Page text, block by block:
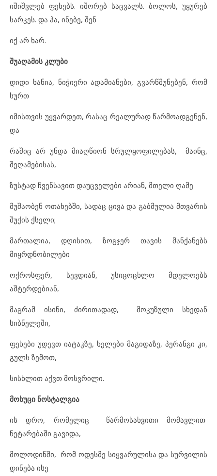
იშიშვლებ ფეხებს. იშორებ საცვალს. ბოლოს, უყურებ
სარკეს. და ჰა, ინებე, შენ
იქ არ ხარ.
შუაღამის კლუბი
დიდი ხანია, ნიჭიერი ადამიანები, გვარწმუნებენ, რომ
სურთ
იმისთვის უყვარდეთ, რასაც რეალურად წარმოადგენენ,
და
რაშიც არ უნდა მიაღწიონ სრულყოფილებას, მაინც,
შეღამებისას,
ზუსტად ჩვენსავით დაუცველები არიან, მთელი ღამე
მუშაობენ ოთახებში, სადაც ცივა და გაბმულია მთვარის
შუქის ქსელი;
მართალია, დღისით, ზოგჯერ თავის მანქანებს
მიყრდნობილები
ოქროსფერ, სევდიან, უსიცოცხლო მდელოებს
აშტერდებიან,
მაგრამ ისინი, ძირითადად, მოკუზული სხედან
სიბნელეში,
ფეხები უდევთ იატაკზე, ხელები მაგიდაზე, პერანგი კი,
გულს ზემოთ,
სისხლით აქვთ მოსვრილი.
მოხუცი ნოსტალგია
ის დრო, რომელიც წარმოსახვითი მომავლით
ნეტარებაში გავიდა,
მოლოდინში, რომ ოდესმე სიყვარულისა და სურვილის
დინება ისე